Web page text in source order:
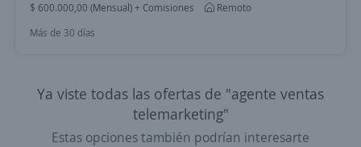
$ 600.000,00 (Mensual) + Comisiones
Remoto
Más de 30 días
Ya viste todas las ofertas de "agente ventas
telemarketing"
Estas opciones también podrían interesarte